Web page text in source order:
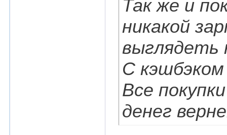
Так же и
никакой
выглядеть
С
Все
денег